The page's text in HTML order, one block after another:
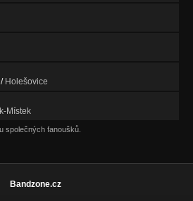
/ Holešovice
Místek
společných fanoušků.
Bandzone.cz